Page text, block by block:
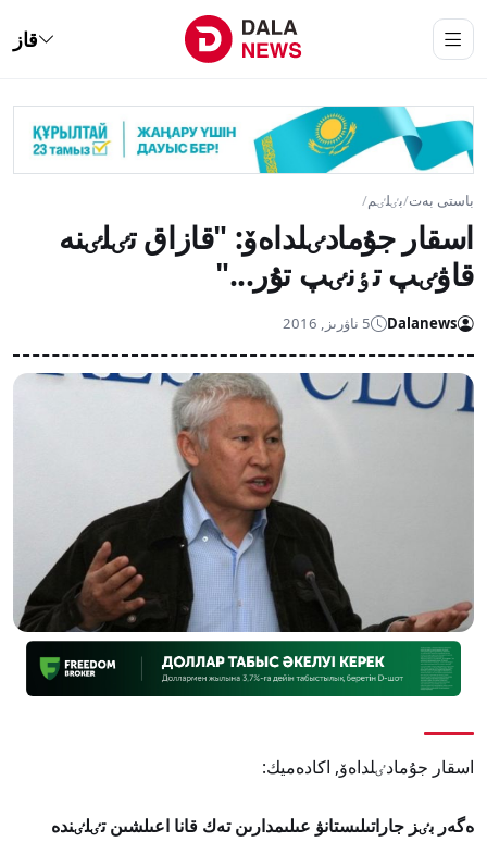
قاز
باستى بەت/بٸلٸم/
اسقار جۇمادٸلداەۆ: "قازاق تٸلٸنە
قاۋٸپ تٶنٸپ تۇر..."
Dalanews 5 ناۋرىز, 2016
اسقار جۇمادٸلداەۆ, اكادەميك:
ەگەر بٸز جاراتىلىستانۋ عىلىمدارىن تەك قانا اعىلشىن تٸلٸندە